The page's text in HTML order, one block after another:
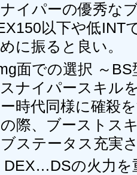
イパーの優秀な
以下や低INT
に振ると良い。
面での選択 ～
ナイパースキル
時代同様に確殺
際、ブーストス
ステータス充実
DEX…DSの火力を